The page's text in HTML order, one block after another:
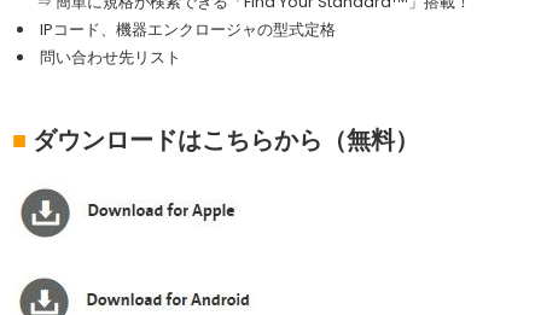
IPコード、機器エンクロージャの型式定格
問い合わせ先リスト
■ ダウンロードはこちらから（無料）